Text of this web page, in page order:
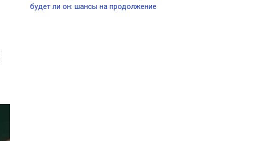
будет ли он: шансы на продолжение